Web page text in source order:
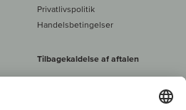
Privatlivspolitik
Handelsbetingelser
Tilbagekaldelse af aftalen
Alle priser er inkl. moms, plus 39
450 DKK gratis fragt